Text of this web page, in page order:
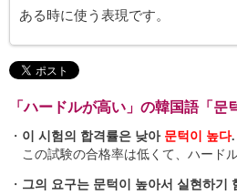
ある時に使う表現です。
「ハードルが高い」の韓国語「
・ 이 시험의 합격률은 낮아 문턱이 높다.
この試験の合格率は低くて、ハードル
・ 그의 요구는 문턱이 높아서 실현하기